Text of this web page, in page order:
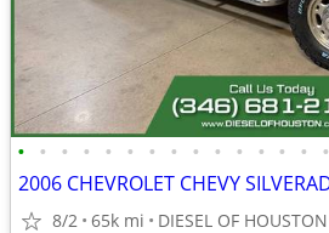
• • • • • • • • • • • • • • •
8/2 65k mi DIESEL OF HOUSTON